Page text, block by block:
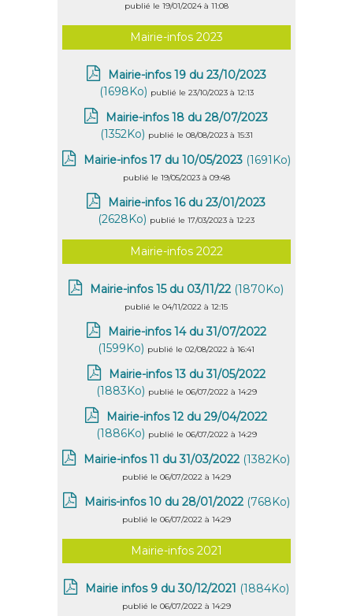
publié le 19/01/2024 à 11:08
Mairie-infos 2023
Mairie-infos 19 du 23/10/2023
(1698Ko) publié le 23/10/2023 à 12:13
Mairie-infos 18 du 28/07/2023
(1352Ko) publié le 08/08/2023 à 15:31
Mairie-infos 17 du 10/05/2023(1691Ko)
publié le 19/05/2023 à 09:48
Mairie-infos 16 du 23/01/2023
(2628Ko) publié le 17/03/2023 à 12:23
Mairie-infos 2022
Mairie-infos 15 du 03/11/22 (1870Ko)
publié le 04/11/2022 à 12:15
Mairie-infos 14 du 31/07/2022
(1599Ko) publié le 02/08/2022 à 16:41
Mairie-infos 13 du 31/05/2022
(1883Ko) publié le 06/07/2022 à 14:29
Mairie-infos 12 du 29/04/2022
(1886Ko) publié le 06/07/2022 à 14:29
Mairie-infos 11 du 31/03/2022 (1382Ko)
publié le 06/07/2022 à 14:29
Mairis-infos 10 du 28/01/2022(768Ko)
publié le 06/07/2022 à 14:29
Mairie-infos 2021
Mairie infos 9 du 30/12/2021 (1884Ko)
publié le 06/07/2022 à 14:29